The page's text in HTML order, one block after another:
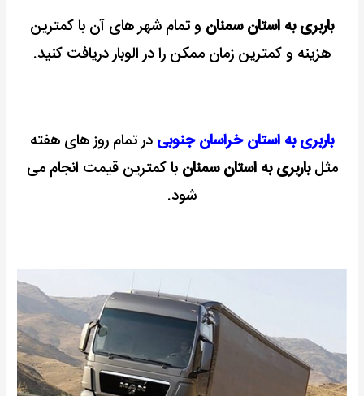
باربری به استان سمنان و تمام شهر های آن با کمترین
هزینه و کمترین زمان ممکن را در الوبار دریافت کنید.
باربری به استان خراسان جنوبی در تمام روز های هفته
مثلباربری به استان سمنان با کمترین قیمت انجام می
شود.